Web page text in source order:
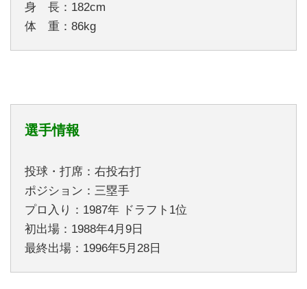
身 長：182cm
体 重：86kg
選手情報
投球・打席：右投右打
ポジション：三塁手
プロ入り：1987年 ドラフト1位
初出場：1988年4月9日
最終出場：1996年5月28日